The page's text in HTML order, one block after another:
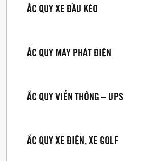
ẮC QUY XE ĐẦU KÉO
ẮC QUY MÁY PHÁT ĐIỆN
ẮC QUY VIỄN THÔNG – UPS
ẮC QUY XE ĐIỆN, XE GOLF